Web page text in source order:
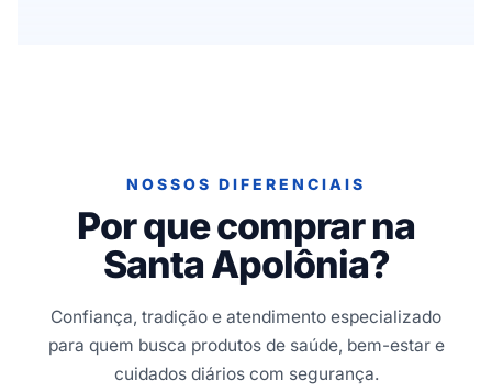
NOSSOS DIFERENCIAIS
Por que comprar na
Santa Apolônia?
Confiança, tradição e atendimento especializado
para quem busca produtos de saúde, bem-estar e
cuidados diários com segurança.